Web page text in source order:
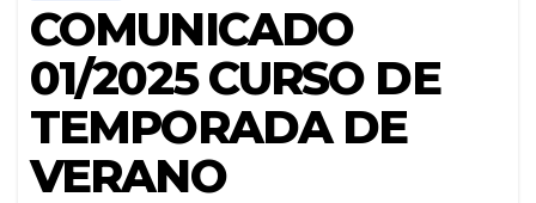
COMUNICADO
01/2025 CURSO DE
TEMPORADA DE
VERANO